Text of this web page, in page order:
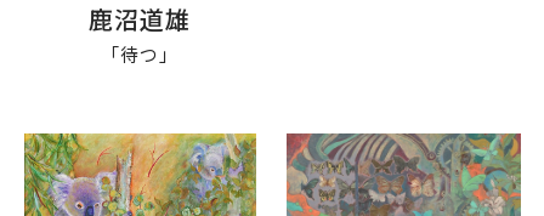
鹿沼道雄
「待つ」